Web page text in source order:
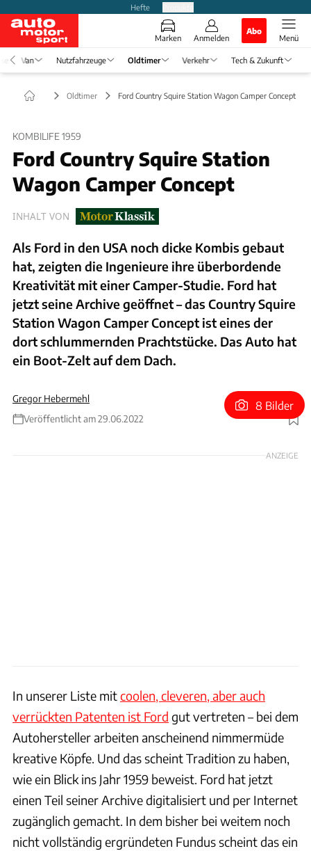
Hefte
Marken Anmelden
Abo
Menü
Van Nutzfahrzeuge Oldtimer Verkehr Tech & Zukunft
Oldtimer Ford Country Squire Station Wagon Camper Concept
KOMBILIFE 1959
Ford Country Squire Station
Wagon Camper Concept
INHALT VON
Als Ford in den USA noch dicke Kombis gebaut
hat, zeigten die Ingenieure ihre überbordende
Kreativität mit einer Camper-Studie. Ford hat
jetzt seine Archive geöffnet – das Country Squire
Station Wagon Camper Concept ist eines der
dort schlummernden Prachtstücke. Das Auto hat
ein Boot-Zelt auf dem Dach.
Gregor Hebermehl
Veröffentlicht am 29.06.2022
Foto: Ford
8 Bilder
ANZEIGE
In unserer Liste mitcoolen, cleveren, aber auch
verrückten Patenten ist Ford gut vertreten – bei dem
Autohersteller arbeiten anscheinend nimmermüde
kreative Köpfe. Und das scheint Tradition zu haben,
wie ein Blick ins Jahr 1959 beweist. Ford hat jetzt
einen Teil seiner Archive digitalisiert und per Internet
zugänglich gemacht. In dem bisher bei weitem noch
nicht vollständig ergründeten Fundus scheint das ein